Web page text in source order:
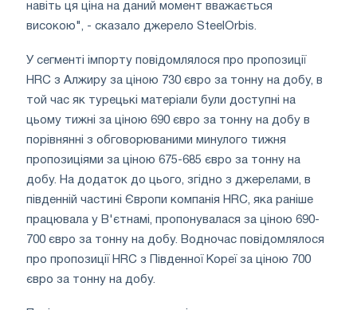
навіть ця ціна на даний момент вважається
високою", - сказало джерело SteelOrbis.
У сегменті імпорту повідомлялося про пропозиції
HRC з Алжиру за ціною 730 євро за тонну на добу, в
той час як турецькі матеріали були доступні на
цьому тижні за ціною 690 євро за тонну на добу в
порівнянні з обговорюваними минулого тижня
пропозиціями за ціною 675-685 євро за тонну на
добу. На додаток до цього, згідно з джерелами, в
південній частині Європи компанія HRC, яка раніше
працювала у В'єтнамі, пропонувалася за ціною 690-
700 євро за тонну на добу. Водночас повідомлялося
про пропозиції HRC з Південної Кореї за ціною 700
євро за тонну на добу.